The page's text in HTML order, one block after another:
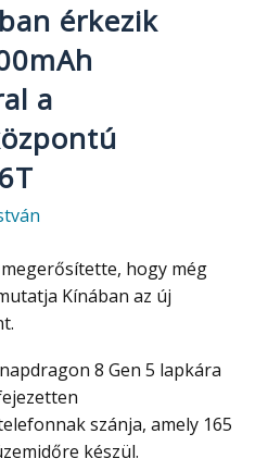
érkezik
a
hogy még
Kínában az új
szánja, amely 165
készül.